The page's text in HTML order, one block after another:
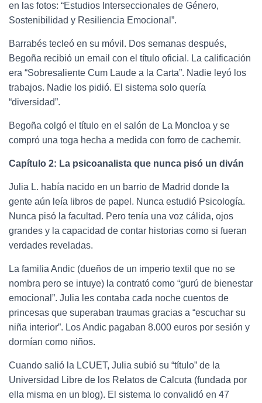
en las fotos: “Estudios Interseccionales de Género,
Sostenibilidad y Resiliencia Emocional”.
Barrabés tecleó en su móvil. Dos semanas después,
Begoña recibió un email con el título oficial. La calificación
era “Sobresaliente Cum Laude a la Carta”. Nadie leyó los
trabajos. Nadie los pidió. El sistema solo quería
“diversidad”.
Begoña colgó el título en el salón de La Moncloa y se
compró una toga hecha a medida con forro de cachemir.
Capítulo 2: La psicoanalista que nunca pisó un diván
Julia L. había nacido en un barrio de Madrid donde la
gente aún leía libros de papel. Nunca estudió Psicología.
Nunca pisó la facultad. Pero tenía una voz cálida, ojos
grandes y la capacidad de contar historias como si fueran
verdades reveladas.
La familia Andic (dueños de un imperio textil que no se
nombra pero se intuye) la contrató como “gurú de bienestar
emocional”. Julia les contaba cada noche cuentos de
princesas que superaban traumas gracias a “escuchar su
niña interior”. Los Andic pagaban 8.000 euros por sesión y
dormían como niños.
Cuando salió la LCUET, Julia subió su “título” de la
Universidad Libre de los Relatos de Calcuta (fundada por
ella misma en un blog). El sistema lo convalidó en 47